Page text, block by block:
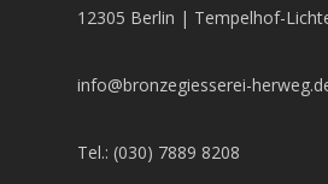
12305 Berlin | Tempelhof-
info@bronzegiesserei-
Tel.: (030) 7889 8208